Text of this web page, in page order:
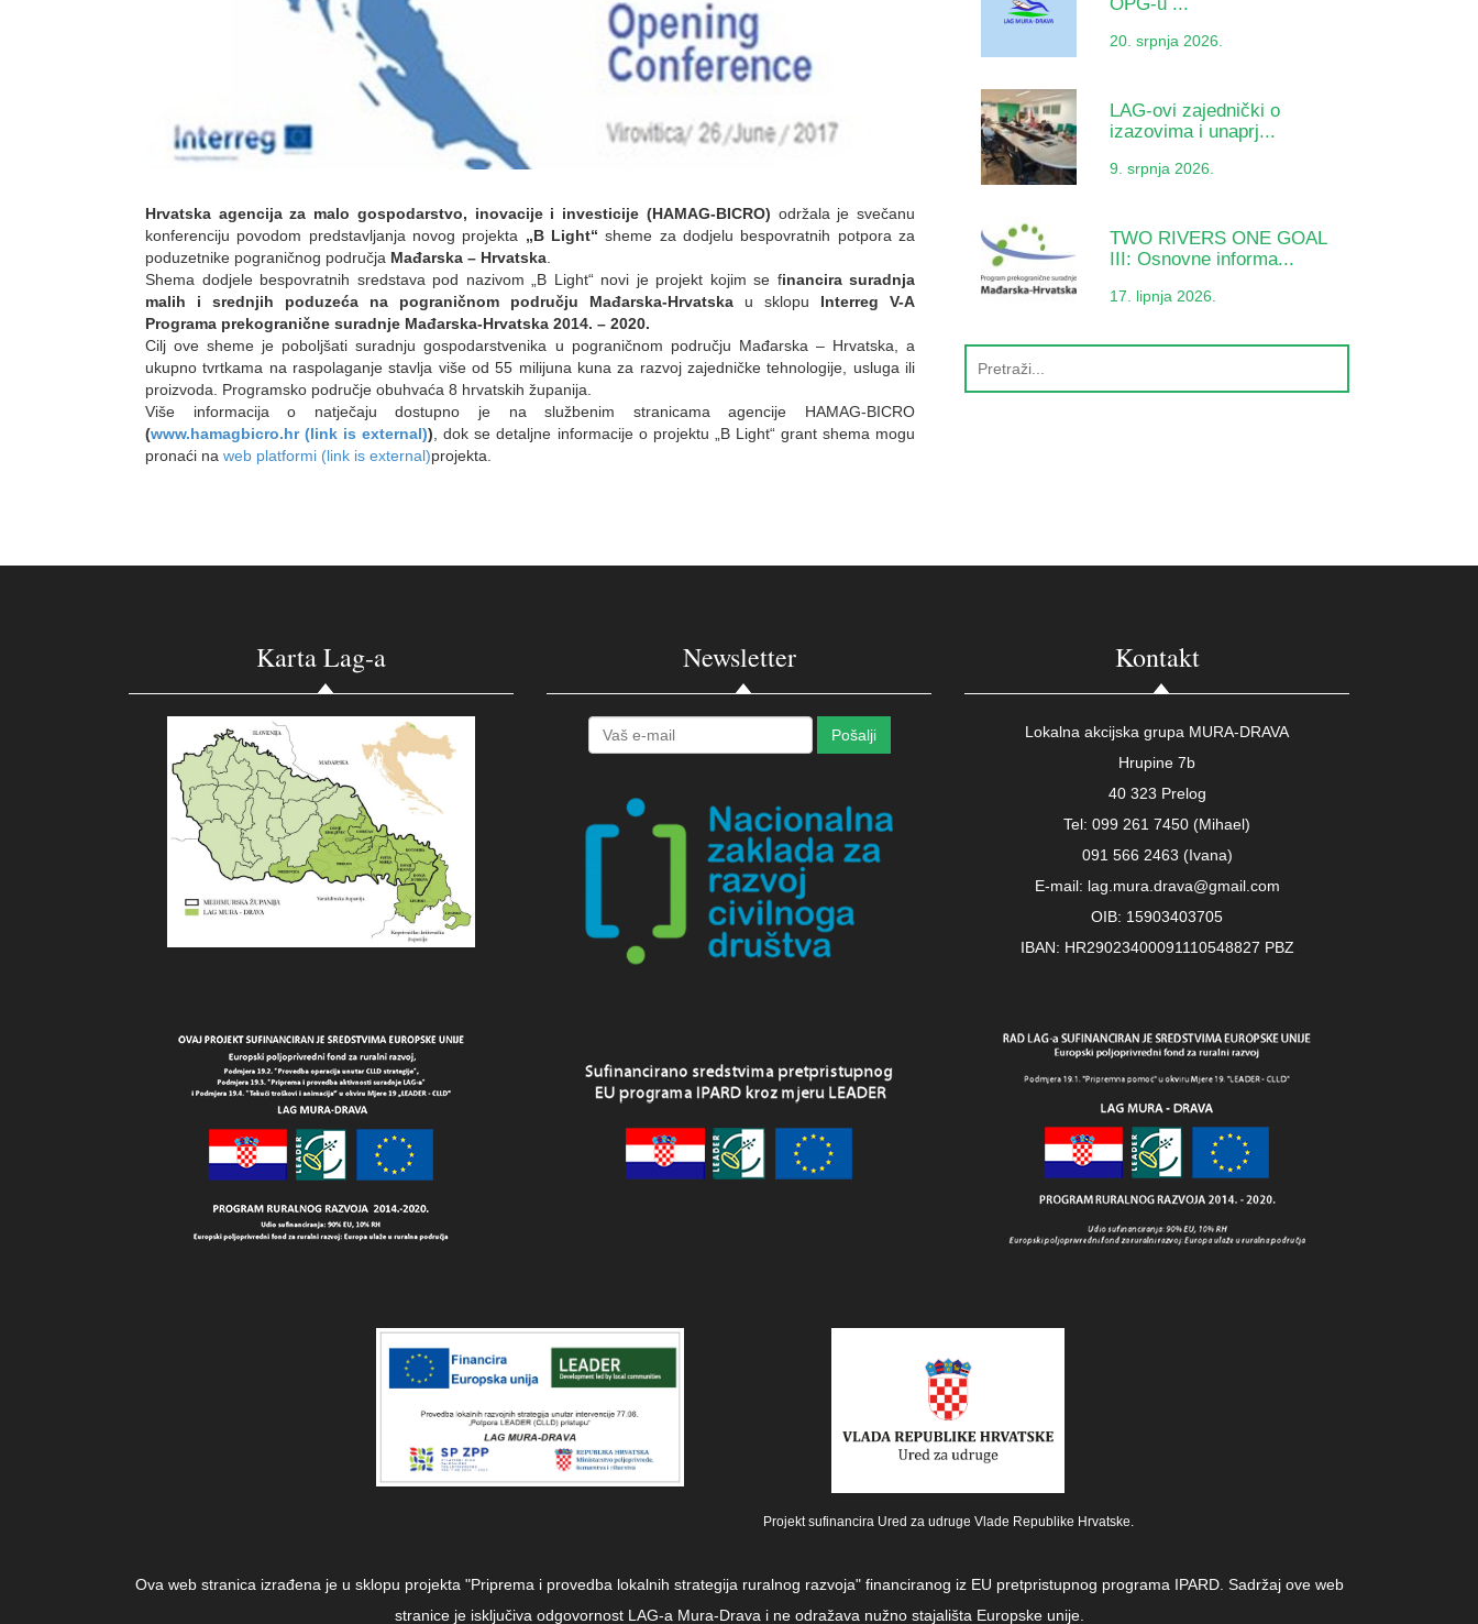
Hrvatska agencija za malo gospodarstvo, inovacije i investicije (HAMAG-BICRO) održala je svečanu
konferenciju povodom predstavljanja novog projekta „B Light“ sheme za dodjelu bespovratnih potpora za
poduzetnike pograničnog područja Mađarska – Hrvatska
Shema dodjele bespovratnih sredstava pod nazivom „B Light“ novi je projekt kojim se financira suradnja
malih i srednjih poduzeća na pograničnom području Mađarska-Hrvatska u sklopu Interreg V-A
Programa prekogranične suradnje Mađarska-Hrvatska 2014. – 2020.
Cilj ove sheme je poboljšati suradnju gospodarstvenika u pograničnom području Mađarska – Hrvatska, a
ukupno tvrtkama na raspolaganje stavlja više od 55 milijuna kuna za razvoj zajedničke tehnologije, usluga ili
proizvoda. Programsko područje obuhvaća 8 hrvatskih županija.
Više informacija o natječaju dostupno je na službenim stranicama agencije HAMAG-BICRO
(www.hamagbicro.hr(link is external)) , dok se detaljne informacije o projektu „B Light“ grant shema mogu
pronaći na web platformi (link is external)projekta.
20. srpnja 2026.
LAG-ovi zajednički o
izazovima i unaprj...
9. srpnja 2026.
TWO RIVERS ONE GOAL
III: Osnovne informa...
17. lipnja 2026.
Karta Lag-a Newsletter Kontakt
Lokalna akcijska grupa MURA-DRAVA
Hrupine 7b
40 323 Prelog
Tel: 099 261 7450 (Mihael)
091 566 2463 (Ivana)
E-mail: lag.mura.drava@gmail.com
OIB: 15903403705
IBAN: HR29023400091110548827 PBZ
Projekt sufinancira Ured za udruge Vlade Republike Hrvatske.
Ova web stranica izrađena je u sklopu projekta "Priprema i provedba lokalnih strategija ruralnog razvoja" financiranog iz EU pretpristupnog programa IPARD. Sadržaj ove web
stranice je isključiva odgovornost LAG-a Mura-Drava i ne odražava nužno stajališta Europske unije.